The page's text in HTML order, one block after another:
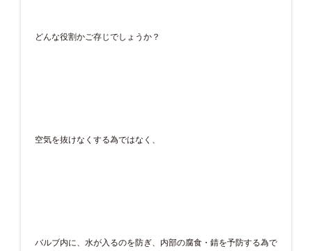
どんな役割かご存じでしょうか？
空気を抜けなくする為ではなく、
バルブ内に、水が入るのを防ぎ、内部の腐食・錆を予防する為で